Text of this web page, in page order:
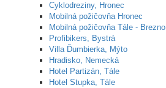
Cyklodreziny, Hronec
Mobilná požičovňa Hronec
Mobilná požičovňa Tále - Brezno
Profibikers, Bystrá
Villa Ďumbierka, Mýto
Hradisko, Nemecká
Hotel Partizán, Tále
Hotel Stupka, Tále